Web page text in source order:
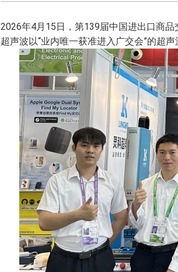
2026年4月15日，第139届中国进出口商
超声波以“业内唯一获准进入广交会”的超